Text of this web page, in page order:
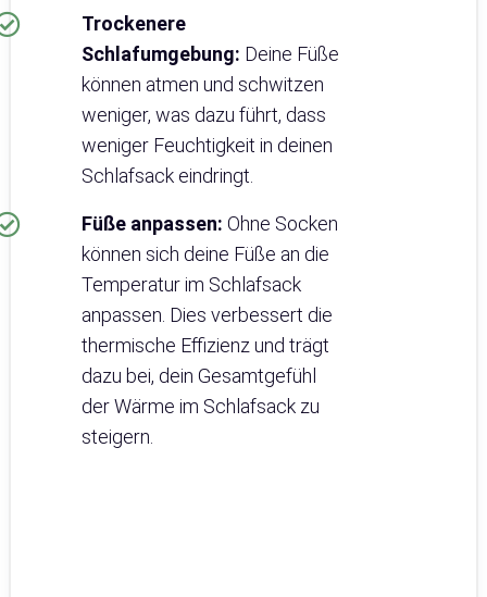
Trockenere
Schlafumgebung: Deine Füße
können atmen und schwitzen
weniger, was dazu führt, dass
weniger Feuchtigkeit in deinen
Schlafsack eindringt.
Füße anpassen: Ohne Socken
können sich deine Füße an die
Temperatur im Schlafsack
anpassen. Dies verbessert die
thermische Effizienz und trägt
dazu bei, dein Gesamtgefühl
der Wärme im Schlafsack zu
steigern.